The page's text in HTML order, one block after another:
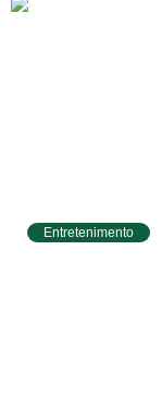
Entretenimento